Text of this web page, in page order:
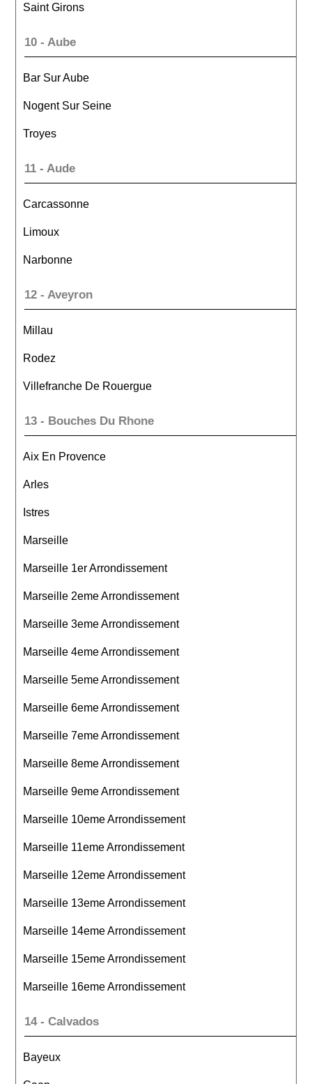
Saint Girons
10 - Aube
Bar Sur Aube
Nogent Sur Seine
Troyes
11 - Aude
Carcassonne
Limoux
Narbonne
12 - Aveyron
Millau
Rodez
Villefranche De Rouergue
13 - Bouches Du Rhone
Aix En Provence
Arles
Istres
Marseille
Marseille 1er Arrondissement
Marseille 2eme Arrondissement
Marseille 3eme Arrondissement
Marseille 4eme Arrondissement
Marseille 5eme Arrondissement
Marseille 6eme Arrondissement
Marseille 7eme Arrondissement
Marseille 8eme Arrondissement
Marseille 9eme Arrondissement
Marseille 10eme Arrondissement
Marseille 11eme Arrondissement
Marseille 12eme Arrondissement
Marseille 13eme Arrondissement
Marseille 14eme Arrondissement
Marseille 15eme Arrondissement
Marseille 16eme Arrondissement
14 - Calvados
Bayeux